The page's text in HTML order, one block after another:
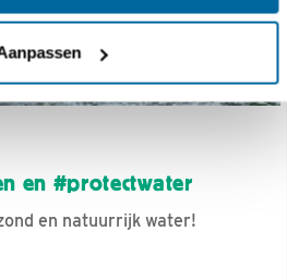
en #protectwater
en natuurrijk water!